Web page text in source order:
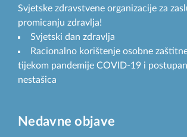
Svjetske zdravstvene organizacije za
promicanju zdravlja!
Svjetski dan zdravlja
Racionalno korištenje osobne
tijekom pandemije COVID-19 i
nestašica
Nedavne objave